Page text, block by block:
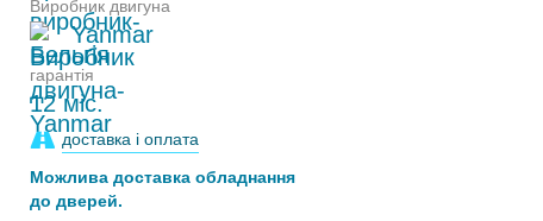
Виробник двигуна
Yanmar
гарантія
12 міс.
доставка і оплата
Можлива доставка обладнання
до дверей.